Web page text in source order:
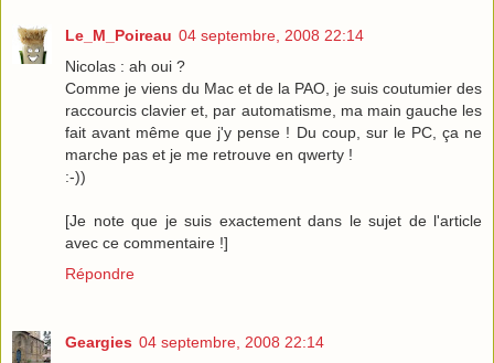
Le_M_Poireau 04 septembre, 2008 22:14
Nicolas : ah oui ?
Comme je viens du Mac et de la PAO, je suis coutumier des
raccourcis clavier et, par automatisme, ma main gauche les
fait avant même que j'y pense ! Du coup, sur le PC, ça ne
marche pas et je me retrouve en qwerty !
:-))
[Je note que je suis exactement dans le sujet de l'article
avec ce commentaire !]
Répondre
Geargies 04 septembre, 2008 22:14